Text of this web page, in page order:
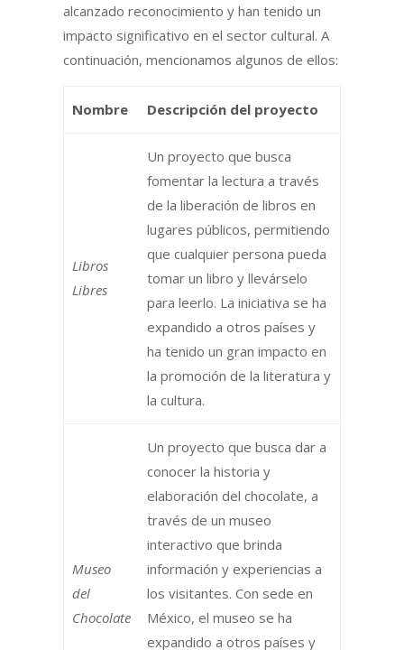
alcanzado reconocimiento y han tenido un
impacto significativo en el sector cultural. A
continuación, mencionamos algunos de ellos:
Nombre Descripción del proyecto
Libros
Libres
Un proyecto que busca
fomentar la lectura a través
de la liberación de libros en
lugares públicos, permitiendo
que cualquier persona pueda
tomar un libro y llevárselo
para leerlo. La iniciativa se ha
expandido a otros países y
ha tenido un gran impacto en
la promoción de la literatura y
la cultura.
Museo
del
Chocolate
Un proyecto que busca dar a
conocer la historia y
elaboración del chocolate, a
través de un museo
interactivo que brinda
información y experiencias a
los visitantes. Con sede en
México, el museo se ha
expandido a otros países y